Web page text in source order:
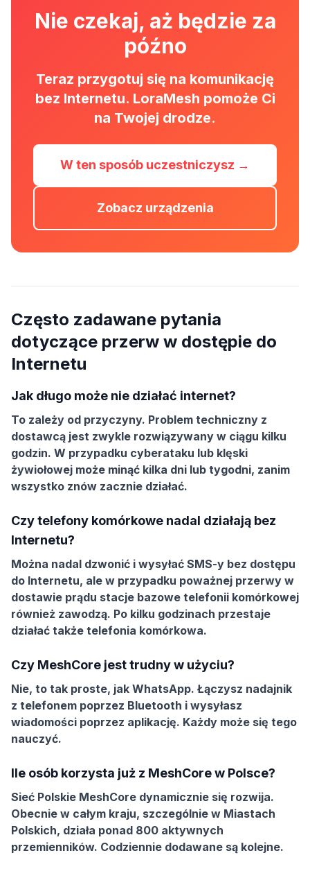
Nie czekaj, aż będzie za
późno
Teraz przygotuj się na komunikację
bez Internetu. LoraMesh pomoże Ci
na Twojej drodze.
W ten sposób uczestniczysz →
Zobacz urządzenia
Często zadawane pytania
dotyczące przerw w dostępie do
Internetu
Jak długo może nie działać internet?
To zależy od przyczyny. Problem techniczny z
dostawcą jest zwykle rozwiązywany w ciągu kilku
godzin. W przypadku cyberataku lub klęski
żywiołowej może minąć kilka dni lub tygodni, zanim
wszystko znów zacznie działać.
Czy telefony komórkowe nadal działają bez
Internetu?
Można nadal dzwonić i wysyłać SMS-y bez dostępu
do Internetu, ale w przypadku poważnej przerwy w
dostawie prądu stacje bazowe telefonii komórkowej
również zawodzą. Po kilku godzinach przestaje
działać także telefonia komórkowa.
Czy MeshCore jest trudny w użyciu?
Nie, to tak proste, jak WhatsApp. Łączysz nadajnik
z telefonem poprzez Bluetooth i wysyłasz
wiadomości poprzez aplikację. Każdy może się tego
nauczyć.
Ile osób korzysta już z MeshCore w Polsce?
Sieć Polskie MeshCore dynamicznie się rozwija.
Obecnie w całym kraju, szczególnie w Miastach
Polskich, działa ponad 800 aktywnych
przemienników. Codziennie dodawane są kolejne.